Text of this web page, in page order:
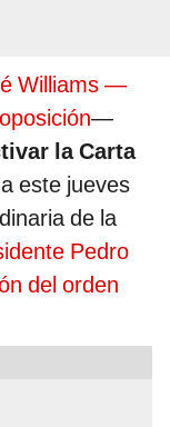
Williams —
—
la Carta
este jueves
de la
Pedro
del orden